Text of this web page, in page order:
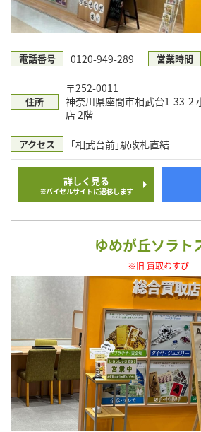
電話番号 0120-949-289 営業時間
住所
〒252-0011
神奈川県座間市相武台1-33-2
店 2階
アクセス ｢相武台前｣駅改札直結
詳しく見る
※バイセルサイトに遷移します
ゆめが丘ソラト
※旧 買取むすび